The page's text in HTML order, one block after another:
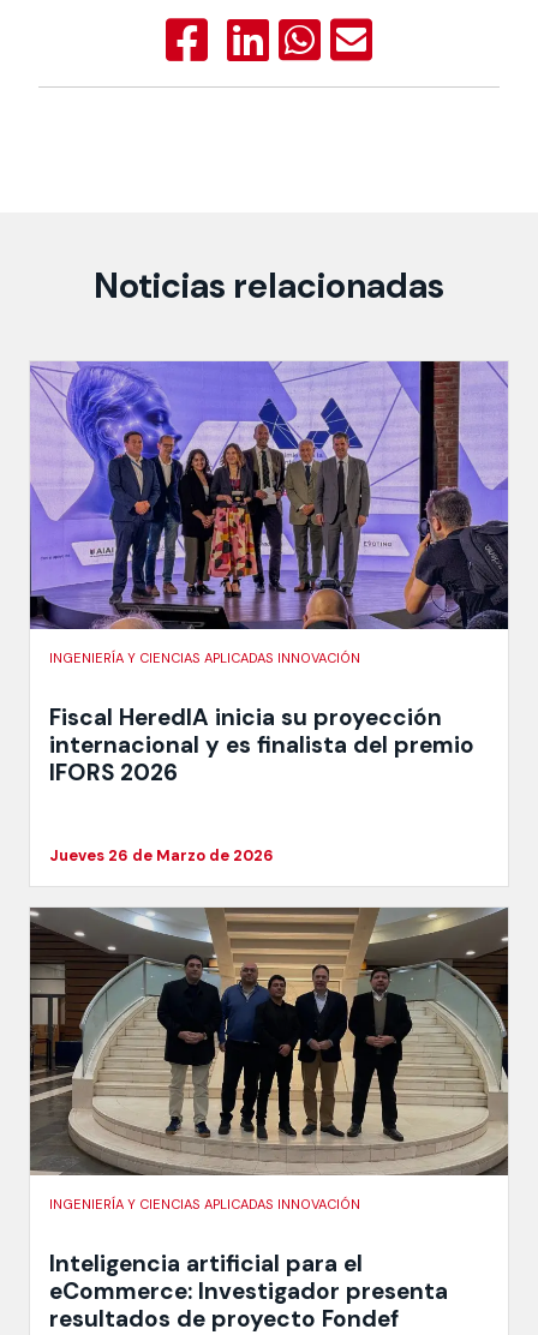
Noticias relacionadas
INGENIERÍA Y CIENCIAS APLICADAS INNOVACIÓN
Fiscal HeredIA inicia su proyección
internacional y es finalista del premio
IFORS 2026
Jueves 26 de Marzo de 2026
INGENIERÍA Y CIENCIAS APLICADAS INNOVACIÓN
Inteligencia artificial para el
eCommerce: Investigador presenta
resultados de proyecto Fondef